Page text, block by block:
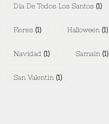
Día De Todos Los Santos(1)
Flores(1) Halloween (1)
Navidad (1) Samaín (1)
San Valentín (1)